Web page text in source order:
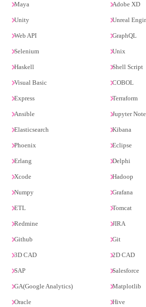
Maya Adobe XD
Unity Unreal
Web API GraphQL
Selenium Unix
Haskell Shell Script
Visual Basic COBOL
Express Terraform
Ansible Jupyter
Elasticsearch Kibana
Phoenix Eclipse
Erlang Delphi
Xcode Hadoop
Numpy Grafana
ETL Tomcat
Redmine JIRA
Github Git
3D CAD 2D CAD
SAP Salesforce
GA(Google Analytics) Matplotlib
Oracle Hive